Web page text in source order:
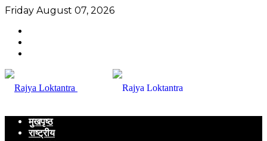
Friday August 07, 2026
मुखपृष्ठ
राष्ट्रीय